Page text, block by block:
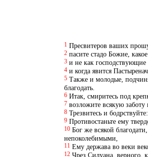
1 Пресвитеров ваших
2 пасите стадо Божие,
3 и не как господствующие
4 и когда явится
5 Также и молодые,
благодать.
6 Итак, смиритесь под
7 возложите всякую
8 Трезвитесь и
9 Противостаньте ему
10 Бог же всякой
непоколебимыми,
11 Ему держава во веки
12 Чрез Силуана, верного,